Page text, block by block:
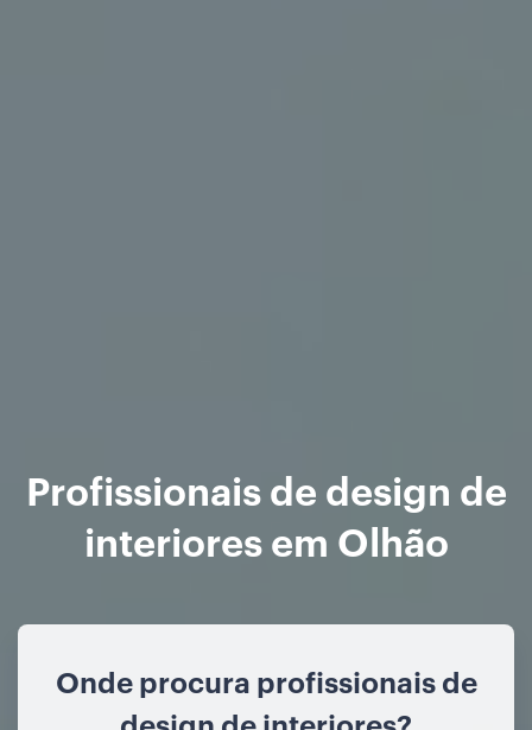
Profissionais de design de
interiores em Olhão
Onde procura profissionais de